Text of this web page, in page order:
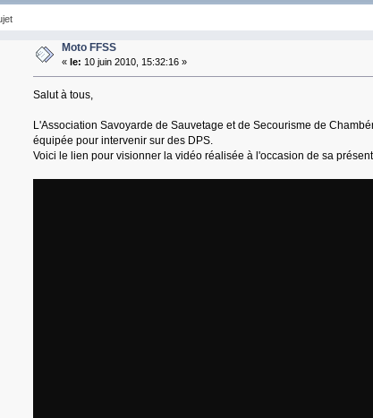
Moto FFSS
«le: 10 juin 2010, 15:32:16 »
Salut à tous,
L'Association Savoyarde de Sauvetage et de Secourisme de
équipée pour intervenir sur des DPS.
Voici le lien pour visionner la vidéo réalisée à l'occasion de sa